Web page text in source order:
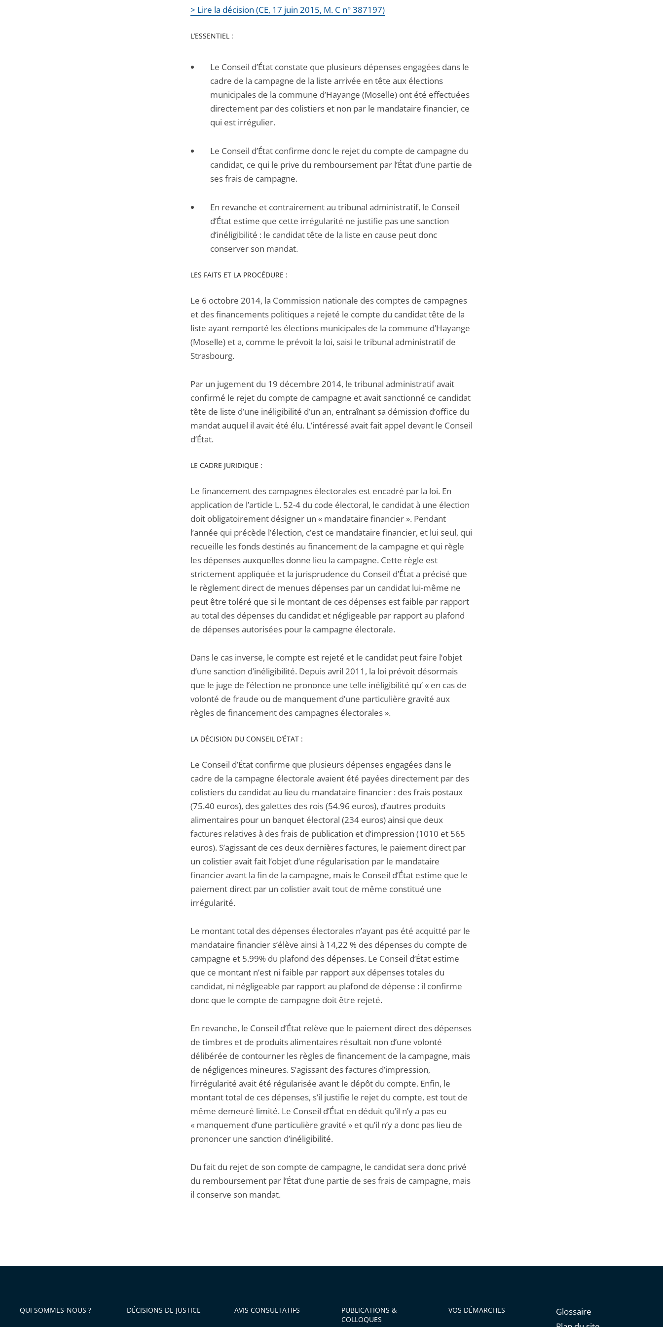
> Lire la décision (CE, 17 juin 2015, M. C n° 387197)
L’ESSENTIEL :
Le Conseil d’État constate que plusieurs dépenses engagées dans le
cadre de la campagne de la liste arrivée en tête aux élections
municipales de la commune d’Hayange (Moselle) ont été effectuées
directement par des colistiers et non par le mandataire financier, ce
qui est irrégulier.
Le Conseil d’État confirme donc le rejet du compte de campagne du
candidat, ce qui le prive du remboursement par l’État d’une partie de
ses frais de campagne.
En revanche et contrairement au tribunal administratif, le Conseil
d’État estime que cette irrégularité ne justifie pas une sanction
d’inéligibilité : le candidat tête de la liste en cause peut donc
conserver son mandat.
LES FAITS ET LA PROCÉDURE :
Le 6 octobre 2014, la Commission nationale des comptes de campagnes
et des financements politiques a rejeté le compte du candidat tête de la
liste ayant remporté les élections municipales de la commune d’Hayange
(Moselle) et a, comme le prévoit la loi, saisi le tribunal administratif de
Strasbourg.
Par un jugement du 19 décembre 2014, le tribunal administratif avait
confirmé le rejet du compte de campagne et avait sanctionné ce candidat
tête de liste d’une inéligibilité d’un an, entraînant sa démission d’office du
mandat auquel il avait été élu. L’intéressé avait fait appel devant le Conseil
d’État.
LE CADRE JURIDIQUE :
Le financement des campagnes électorales est encadré par la loi. En
application de l’article L. 52-4 du code électoral, le candidat à une élection
doit obligatoirement désigner un « mandataire financier ». Pendant
l’année qui précède l’élection, c’est ce mandataire financier, et lui seul, qui
recueille les fonds destinés au financement de la campagne et qui règle
les dépenses auxquelles donne lieu la campagne. Cette règle est
strictement appliquée et la jurisprudence du Conseil d’État a précisé que
le règlement direct de menues dépenses par un candidat lui-même ne
peut être toléré que si le montant de ces dépenses est faible par rapport
au total des dépenses du candidat et négligeable par rapport au plafond
de dépenses autorisées pour la campagne électorale.
Dans le cas inverse, le compte est rejeté et le candidat peut faire l’objet
d’une sanction d’inéligibilité. Depuis avril 2011, la loi prévoit désormais
que le juge de l’élection ne prononce une telle inéligibilité qu’ « en cas de
volonté de fraude ou de manquement d’une particulière gravité aux
règles de financement des campagnes électorales ».
LA DÉCISION DU CONSEIL D’ÉTAT :
Le Conseil d’État confirme que plusieurs dépenses engagées dans le
cadre de la campagne électorale avaient été payées directement par des
colistiers du candidat au lieu du mandataire financier : des frais postaux
(75.40 euros), des galettes des rois (54.96 euros), d’autres produits
alimentaires pour un banquet électoral (234 euros) ainsi que deux
factures relatives à des frais de publication et d’impression (1010 et 565
euros). S’agissant de ces deux dernières factures, le paiement direct par
un colistier avait fait l’objet d’une régularisation par le mandataire
financier avant la fin de la campagne, mais le Conseil d’État estime que le
paiement direct par un colistier avait tout de même constitué une
irrégularité.
Le montant total des dépenses électorales n’ayant pas été acquitté par le
mandataire financier s’élève ainsi à 14,22 % des dépenses du compte de
campagne et 5.99% du plafond des dépenses. Le Conseil d’État estime
que ce montant n’est ni faible par rapport aux dépenses totales du
candidat, ni négligeable par rapport au plafond de dépense : il confirme
donc que le compte de campagne doit être rejeté.
En revanche, le Conseil d’État relève que le paiement direct des dépenses
de timbres et de produits alimentaires résultait non d’une volonté
délibérée de contourner les règles de financement de la campagne, mais
de négligences mineures. S’agissant des factures d’impression,
l’irrégularité avait été régularisée avant le dépôt du compte. Enfin, le
montant total de ces dépenses, s’il justifie le rejet du compte, est tout de
même demeuré limité. Le Conseil d’État en déduit qu’il n’y a pas eu
« manquement d’une particulière gravité » et qu’il n’y a donc pas lieu de
prononcer une sanction d’inéligibilité.
Du fait du rejet de son compte de campagne, le candidat sera donc privé
du remboursement par l’État d’une partie de ses frais de campagne, mais
il conserve son mandat.
QUI SOMMES-NOUS ? DÉCISIONS DE JUSTICE AVIS CONSULTATIFS
PUBLICATIONS &
COLLOQUES
VOS DÉMARCHES
Glossaire